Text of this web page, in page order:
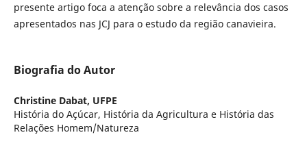
presente artigo foca a atenção sobre a relevância dos casos
apresentados nas JCJ para o estudo da região canavieira.
Biografia do Autor
Christine Dabat, UFPE
História do Açúcar, História da Agricultura e História das
Relações Homem/Natureza